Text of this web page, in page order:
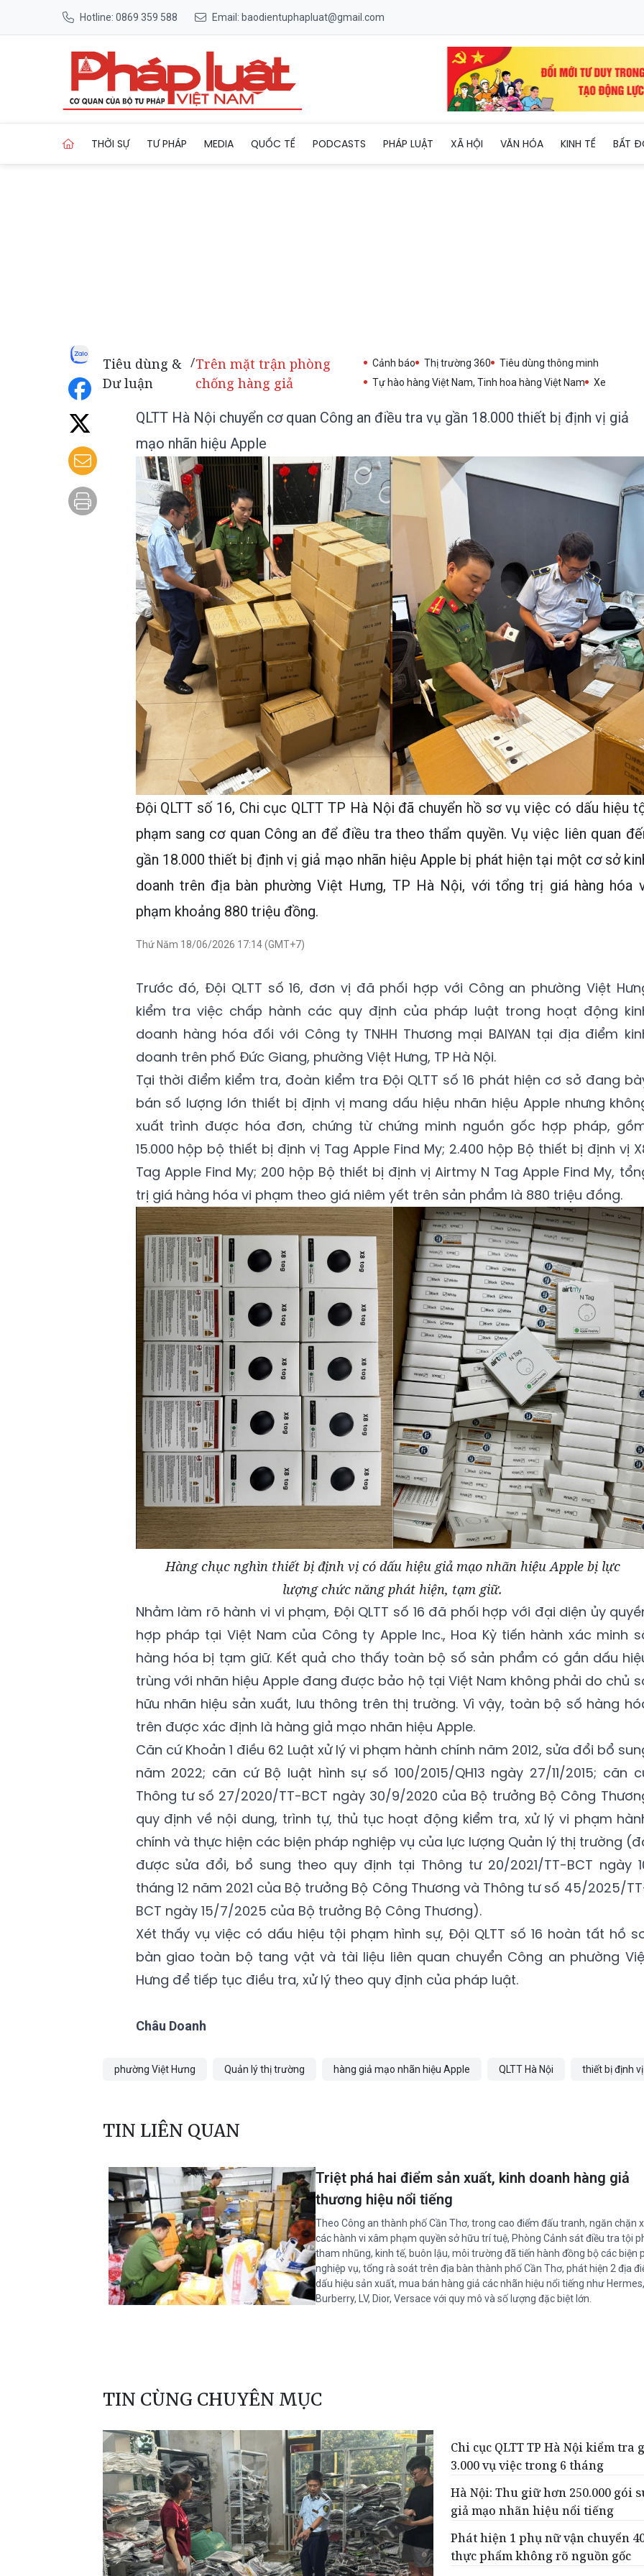
Hotline: 0869 359 588 Email: baodientuphapluat@gmail.com
THỜI SỰ TƯ PHÁP MEDIA QUỐC TẾ PODCASTS PHÁP LUẬT XÃ HỘI VĂN HÓA KINH TẾ BẤT
Tiêu dùng &
Dư luận
/Trên mặt trận phòng
chống hàng giả
Cảnh báo Thị trường 360
Tiêu dùng thông minh
Tự hào hàng Việt Nam, Tinh hoa hàng Việt Nam
Xe
QLTT Hà Nội chuyển cơ quan Công an điều tra vụ gần 18.000 thiết bị định vị giả
mạo nhãn hiệu Apple
Đội QLTT số 16, Chi cục QLTT TP Hà Nội đã chuyển hồ sơ vụ việc có dấu hiệu
phạm sang cơ quan Công an để điều tra theo thẩm quyền. Vụ việc liên quan
gần 18.000 thiết bị định vị giả mạo nhãn hiệu Apple bị phát hiện tại một cơ sở
doanh trên địa bàn phường Việt Hưng, TP Hà Nội, với tổng trị giá hàng hóa
phạm khoảng 880 triệu đồng.
Thứ Năm 18/06/2026 17:14 (GMT+7)
Trước đó, Đội QLTT số 16, đơn vị đã phối hợp với Công an phường Việt
kiểm tra việc chấp hành các quy định của pháp luật trong hoạt động
doanh hàng hóa đối với Công ty TNHH Thương mại BAIYAN tại địa điểm
doanh trên phố Đức Giang, phường Việt Hưng, TP Hà Nội.
Tại thời điểm kiểm tra, đoàn kiểm tra Đội QLTT số 16 phát hiện cơ sở đang
bán số lượng lớn thiết bị định vị mang dấu hiệu nhãn hiệu Apple nhưng
xuất trình được hóa đơn, chứng từ chứng minh nguồn gốc hợp pháp,
15.000 hộp bộ thiết bị định vị Tag Apple Find My; 2.400 hộp Bộ thiết bị định vị
Tag Apple Find My; 200 hộp Bộ thiết bị định vị Airtmy N Tag Apple Find My,
trị giá hàng hóa vi phạm theo giá niêm yết trên sản phẩm là 880 triệu đồng.
Hàng chục nghìn thiết bị định vị có dấu hiệu giả mạo nhãn hiệu Apple bị lực
lượng chức năng phát hiện, tạm giữ.
Nhằm làm rõ hành vi vi phạm, Đội QLTT số 16 đã phối hợp với đại diện ủy
hợp pháp tại Việt Nam của Công ty Apple Inc., Hoa Kỳ tiến hành xác minh
hàng hóa bị tạm giữ. Kết quả cho thấy toàn bộ số sản phẩm có gắn dấu
trùng với nhãn hiệu Apple đang được bảo hộ tại Việt Nam không phải do chủ
hữu nhãn hiệu sản xuất, lưu thông trên thị trường. Vì vậy, toàn bộ số hàng
trên được xác định là hàng giả mạo nhãn hiệu Apple.
Căn cứ Khoản 1 điều 62 Luật xử lý vi phạm hành chính năm 2012, sửa đổi bổ
năm 2022; căn cứ Bộ luật hình sự số 100/2015/QH13 ngày 27/11/2015; căn
Thông tư số 27/2020/TT-BCT ngày 30/9/2020 của Bộ trưởng Bộ Công
quy định về nội dung, trình tự, thủ tục hoạt động kiểm tra, xử lý vi phạm
chính và thực hiện các biện pháp nghiệp vụ của lực lượng Quản lý thị trường
được sửa đổi, bổ sung theo quy định tại Thông tư 20/2021/TT-BCT ngày
tháng 12 năm 2021 của Bộ trưởng Bộ Công Thương và Thông tư số 45/2025/
BCT ngày 15/7/2025 của Bộ trưởng Bộ Công Thương).
Xét thấy vụ việc có dấu hiệu tội phạm hình sự, Đội QLTT số 16 hoàn tất hồ
bàn giao toàn bộ tang vật và tài liệu liên quan chuyển Công an phường
Hưng để tiếp tục điều tra, xử lý theo quy định của pháp luật.
Châu Doanh
phường Việt Hưng Quản lý thị trường hàng giả mạo nhãn hiệu Apple QLTT Hà Nội thiết bị định
TIN LIÊN QUAN
Triệt phá hai điểm sản xuất, kinh doanh hàng giả
thương hiệu nổi tiếng
Theo Công an thành phố Cần Thơ, trong cao điểm đấu tranh, ngăn chặn
các hành vi xâm phạm quyền sở hữu trí tuệ, Phòng Cảnh sát điều tra tội
tham nhũng, kinh tế, buôn lậu, môi trường đã tiến hành đồng bộ các biện
nghiệp vụ, tổng rà soát trên địa bàn thành phố Cần Thơ, phát hiện 2 địa
dấu hiệu sản xuất, mua bán hàng giả các nhãn hiệu nổi tiếng như
Burberry, LV, Dior, Versace với quy mô và số lượng đặc biệt lớn.
TIN CÙNG CHUYÊN MỤC
Chi cục QLTT TP Hà Nội kiểm tra
3.000 vụ việc trong 6 tháng
Hà Nội: Thu giữ hơn 250.000 gói
giả mạo nhãn hiệu nổi tiếng
Phát hiện 1 phụ nữ vận chuyển
thực phẩm không rõ nguồn gốc